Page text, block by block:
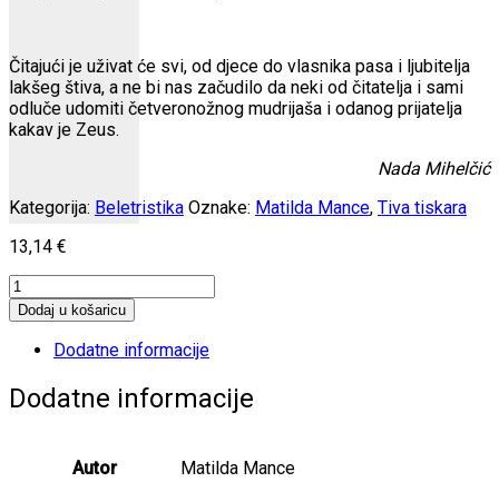
Čitajući je uživat će svi, od djece do vlasnika pasa i ljubitelja
lakšeg štiva, a ne bi nas začudilo da neki od čitatelja i sami
odluče udomiti četveronožnog mudrijaša i odanog prijatelja
kakav je Zeus.
Nada Mihelčić
Kategorija: Beletristika Oznake: Matilda Mance, Tiva tiskara
13,14 €
Zovu
me
Zeus
količina
Dodaj u košaricu
Dodatne informacije
Dodatne informacije
Autor Matilda Mance